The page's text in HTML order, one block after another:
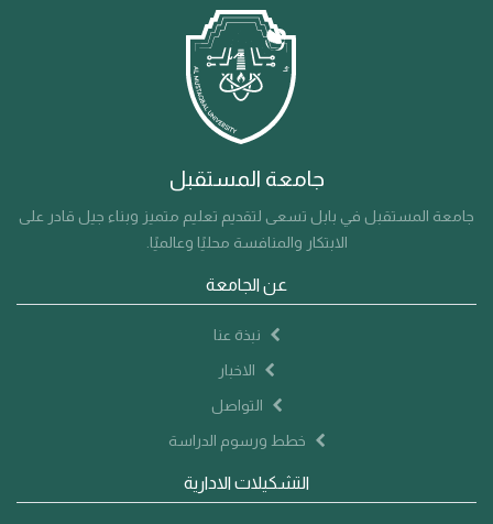
الفعاليات، حققت جامعة المستقبل المركز الثالث بين الجامعات
المشاركة، في إنجاز يعكس تميز طلبتها ودعمها المستمر للإبداع
الفني
جامعة المستقبل
جامعة المستقبل في بابل تسعى لتقديم تعليم متميز وبناء جيل قادر على
الابتكار والمنافسة محليًا وعالميًا.
عن الجامعة
نبذة عنا
الاخبار
التواصل
خطط ورسوم الدراسة
التشكيلات الادارية